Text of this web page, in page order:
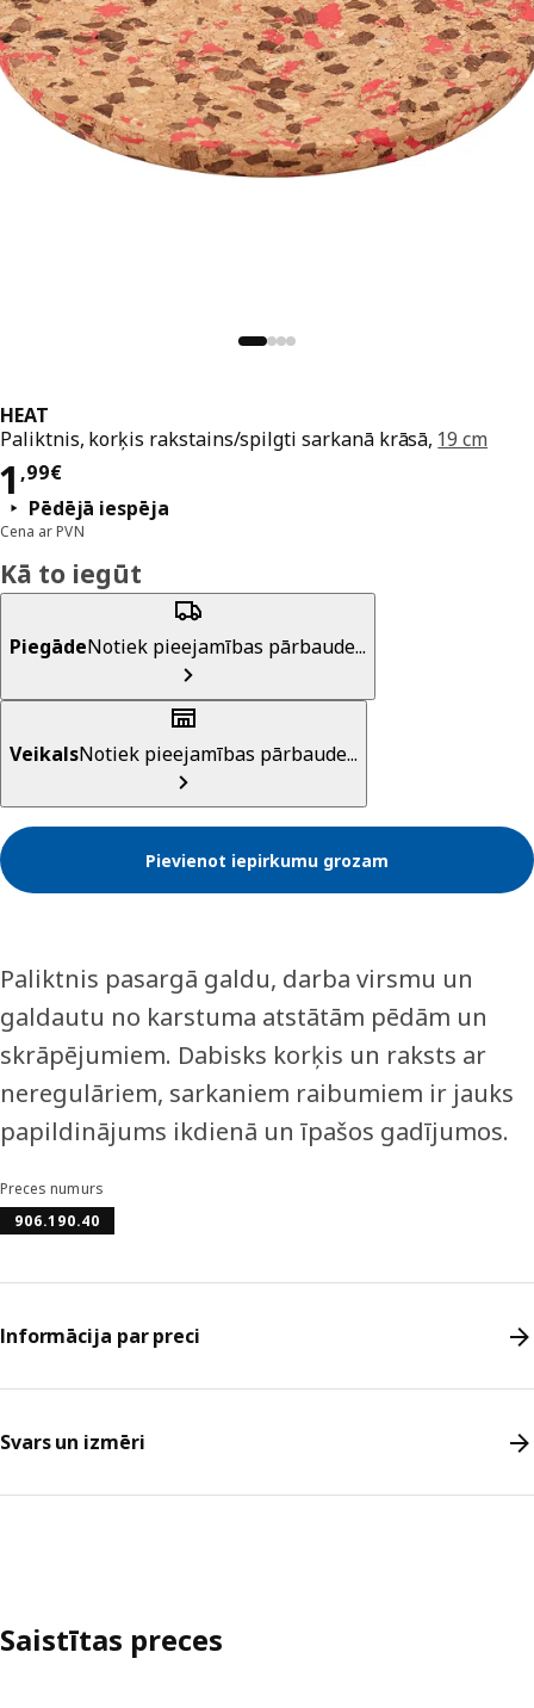
HEAT
Paliktnis, korķis rakstains/spilgti sarkanā krāsā, 19 cm
1 ,99€
Cena 1,99€
Pēdējā iespēja
Cena ar PVN
Kā to iegūt
PiegādeNotiek pieejamības pārbaude...
VeikalsNotiek pieejamības pārbaude...
Pievienot iepirkumu grozam
Paliktnis pasargā galdu, darba virsmu un
galdautu no karstuma atstātām pēdām un
skrāpējumiem. Dabisks korķis un raksts ar
neregulāriem, sarkaniem raibumiem ir jauks
papildinājums ikdienā un īpašos gadījumos.
Preces numurs
906.190.40
Informācija par preci
Svars un izmēri
Saistītas preces